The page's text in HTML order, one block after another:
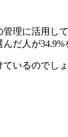
理に活用して
だ人が
いるのでしょ